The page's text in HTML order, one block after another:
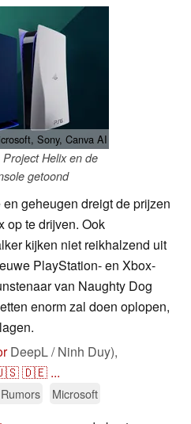
Sony, Canva AI
Helix en de
getoond
geheugen dreigt de prijzen
op te drijven. Ook
kijken niet reikhalzend uit
PlayStation- en Xbox-
van Naughty Dog
enorm zal doen oplopen,
DeepL / Ninh Duy),
🇩🇪 ...
Microsoft